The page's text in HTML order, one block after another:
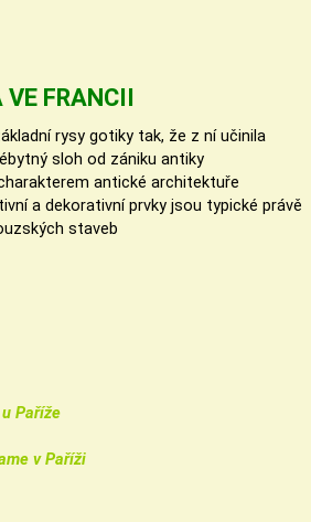
FRANCII
rysy gotiky tak, že z ní učinila
sloh od zániku antiky
antické architektuře
a dekorativní prvky jsou typické právě
staveb
Paříže
v Paříži